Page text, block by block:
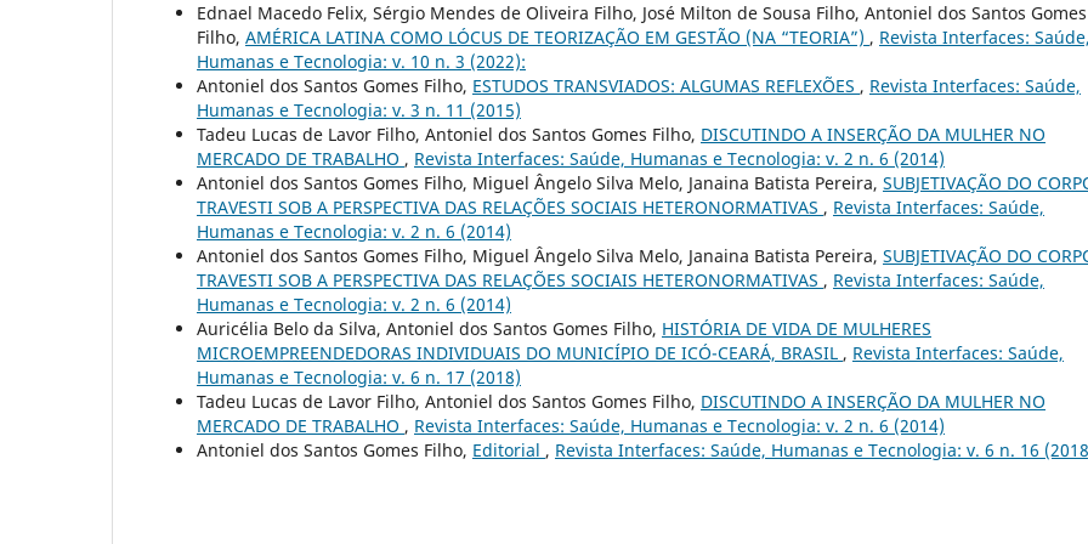
Ednael Macedo Felix, Sérgio Mendes de Oliveira Filho, José Milton de Sousa Filho, Antoniel dos Santos Gomes
Filho, AMÉRICA LATINA COMO LÓCUS DE TEORIZAÇÃO EM GESTÃO (NA “TEORIA”) , Revista Interfaces: Saúde,
Humanas e Tecnologia: v. 10 n. 3 (2022):
Antoniel dos Santos Gomes Filho, ESTUDOS TRANSVIADOS: ALGUMAS REFLEXÕES , Revista Interfaces: Saúde,
Humanas e Tecnologia: v. 3 n. 11 (2015)
Tadeu Lucas de Lavor Filho, Antoniel dos Santos Gomes Filho, DISCUTINDO A INSERÇÃO DA MULHER NO
MERCADO DE TRABALHO , Revista Interfaces: Saúde, Humanas e Tecnologia: v. 2 n. 6 (2014)
Antoniel dos Santos Gomes Filho, Miguel Ângelo Silva Melo, Janaina Batista Pereira, SUBJETIVAÇÃO DO
TRAVESTI SOB A PERSPECTIVA DAS RELAÇÕES SOCIAIS HETERONORMATIVAS , Revista Interfaces: Saúde,
Humanas e Tecnologia: v. 2 n. 6 (2014)
Antoniel dos Santos Gomes Filho, Miguel Ângelo Silva Melo, Janaina Batista Pereira, SUBJETIVAÇÃO DO
TRAVESTI SOB A PERSPECTIVA DAS RELAÇÕES SOCIAIS HETERONORMATIVAS , Revista Interfaces: Saúde,
Humanas e Tecnologia: v. 2 n. 6 (2014)
Auricélia Belo da Silva, Antoniel dos Santos Gomes Filho, HISTÓRIA DE VIDA DE MULHERES
MICROEMPREENDEDORAS INDIVIDUAIS DO MUNICÍPIO DE ICÓ-CEARÁ, BRASIL , Revista Interfaces: Saúde,
Humanas e Tecnologia: v. 6 n. 17 (2018)
Tadeu Lucas de Lavor Filho, Antoniel dos Santos Gomes Filho, DISCUTINDO A INSERÇÃO DA MULHER NO
MERCADO DE TRABALHO , Revista Interfaces: Saúde, Humanas e Tecnologia: v. 2 n. 6 (2014)
Antoniel dos Santos Gomes Filho, Editorial , Revista Interfaces: Saúde, Humanas e Tecnologia: v. 6 n. 16